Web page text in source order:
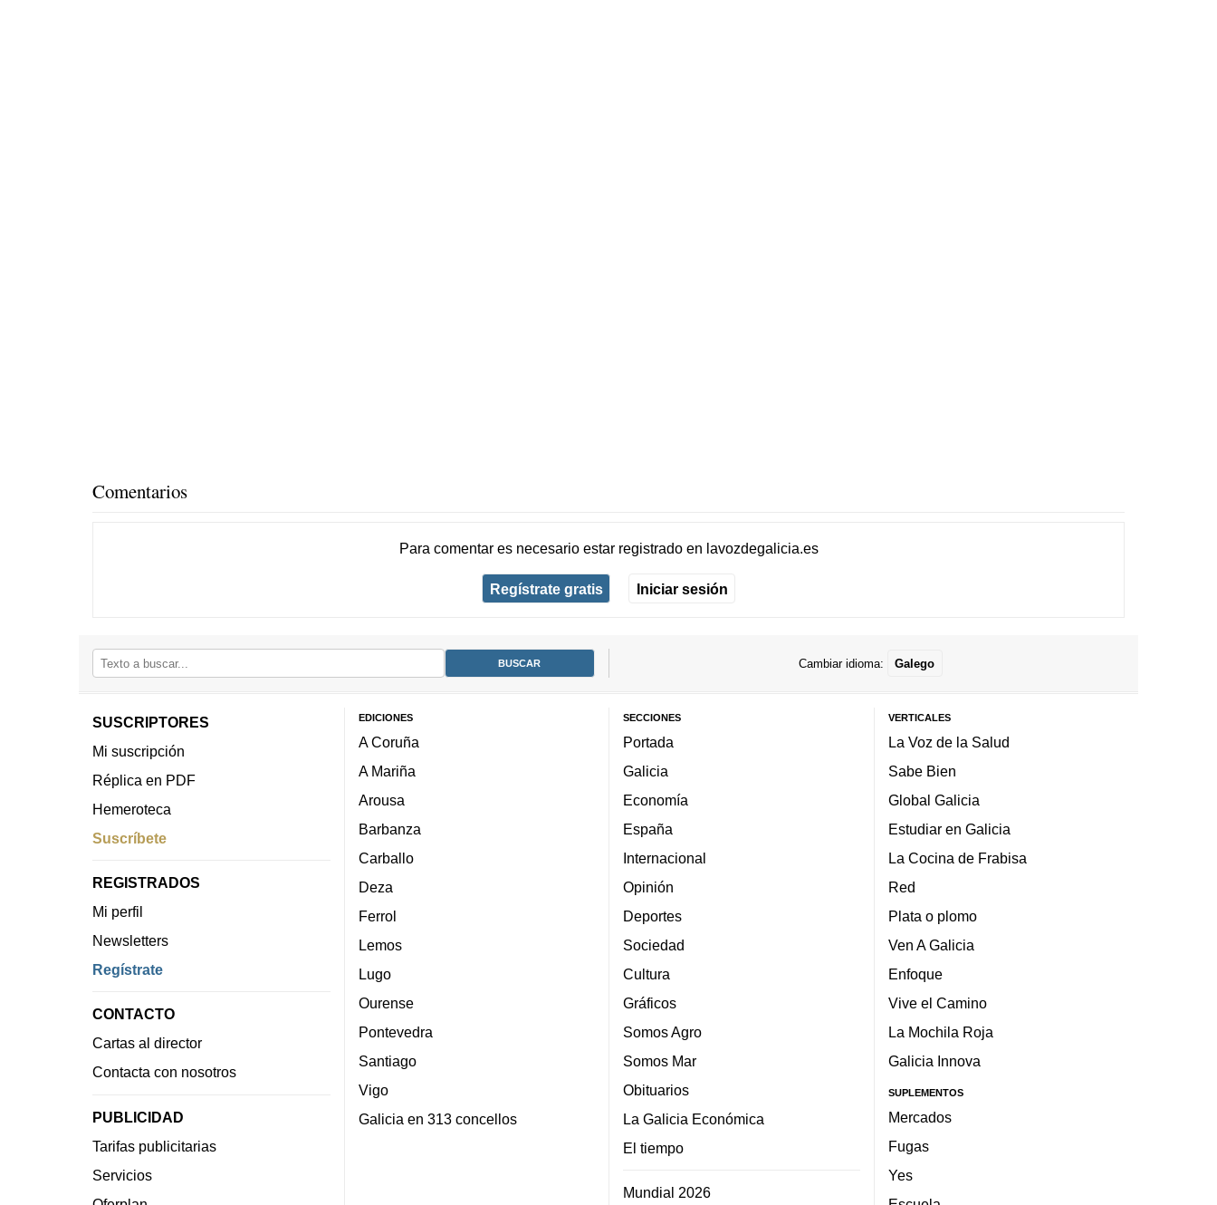
Comentarios
Para comentar es necesario estar registradoen lavozdegalicia.es
Regístrate gratis Iniciar sesión
Cambiar idioma: Galego
SUSCRIPTORES
Mi suscripción
Réplica en PDF
Hemeroteca
Suscríbete
REGISTRADOS
Mi perfil
Newsletters
Regístrate
CONTACTO
Cartas al director
Contacta con nosotros
PUBLICIDAD
Tarifas publicitarias
Servicios
EDICIONES
A Coruña
A Mariña
Arousa
Barbanza
Carballo
Deza
Ferrol
Lemos
Lugo
Ourense
Pontevedra
Santiago
Vigo
Galicia en 313 concellos
SECCIONES
Portada
Galicia
Economía
España
Internacional
Opinión
Deportes
Sociedad
Cultura
Gráficos
Somos Agro
Somos Mar
Obituarios
La Galicia Económica
El tiempo
Mundial 2026
VERTICALES
La Voz de la Salud
Sabe Bien
Global Galicia
Estudiar en Galicia
La Cocina de Frabisa
Red
Plata o plomo
Ven A Galicia
Enfoque
Vive el Camino
La Mochila Roja
Galicia Innova
SUPLEMENTOS
Mercados
Fugas
Yes